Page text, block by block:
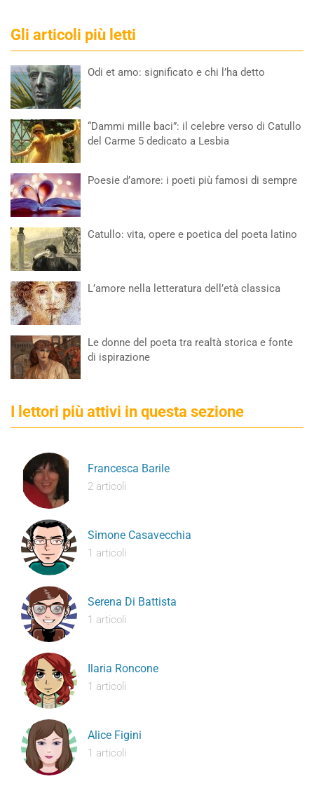
Gli articoli più letti
Odi et amo: significato e chi l’ha detto
“Dammi mille baci”: il celebre verso di Catullo
del Carme 5 dedicato a Lesbia
Poesie d’amore: i poeti più famosi di sempre
Catullo: vita, opere e poetica del poeta latino
L’amore nella letteratura dell’età classica
Le donne del poeta tra realtà storica e fonte
di ispirazione
I lettori più attivi in questa sezione
Francesca Barile
2 articoli
Simone Casavecchia
1 articoli
Serena Di Battista
1 articoli
Ilaria Roncone
1 articoli
Alice Figini
1 articoli